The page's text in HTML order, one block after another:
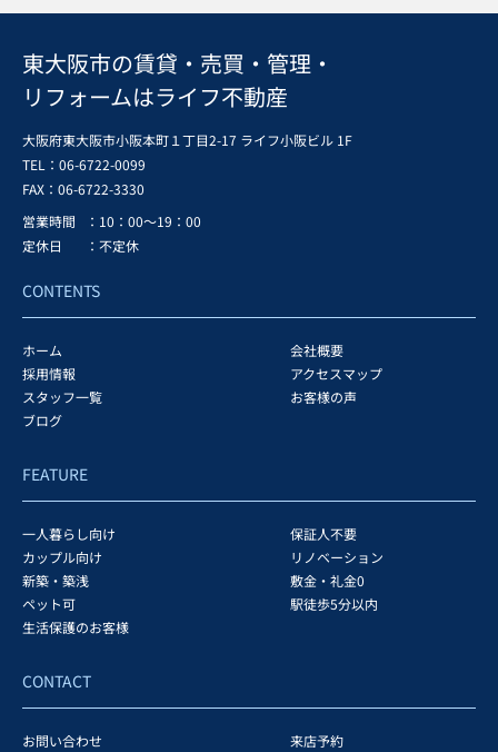
東大阪市の賃貸・売買・管理・
リフォームはライフ不動産
大阪府東大阪市小阪本町１丁目2-17 ライフ小阪ビル 1F
TEL：06-6722-0099
FAX： 06-6722-3330
営業時間
：10：00～19：00
定休日
：不定休
CONTENTS
ホーム
会社概要
採用情報
アクセスマップ
スタッフ一覧
お客様の声
ブログ
FEATURE
一人暮らし向け
保証人不要
カップル向け
リノベーション
新築・築浅
敷金・礼金0
ペット可
駅徒歩5分以内
生活保護のお客様
CONTACT
お問い合わせ 来店予約